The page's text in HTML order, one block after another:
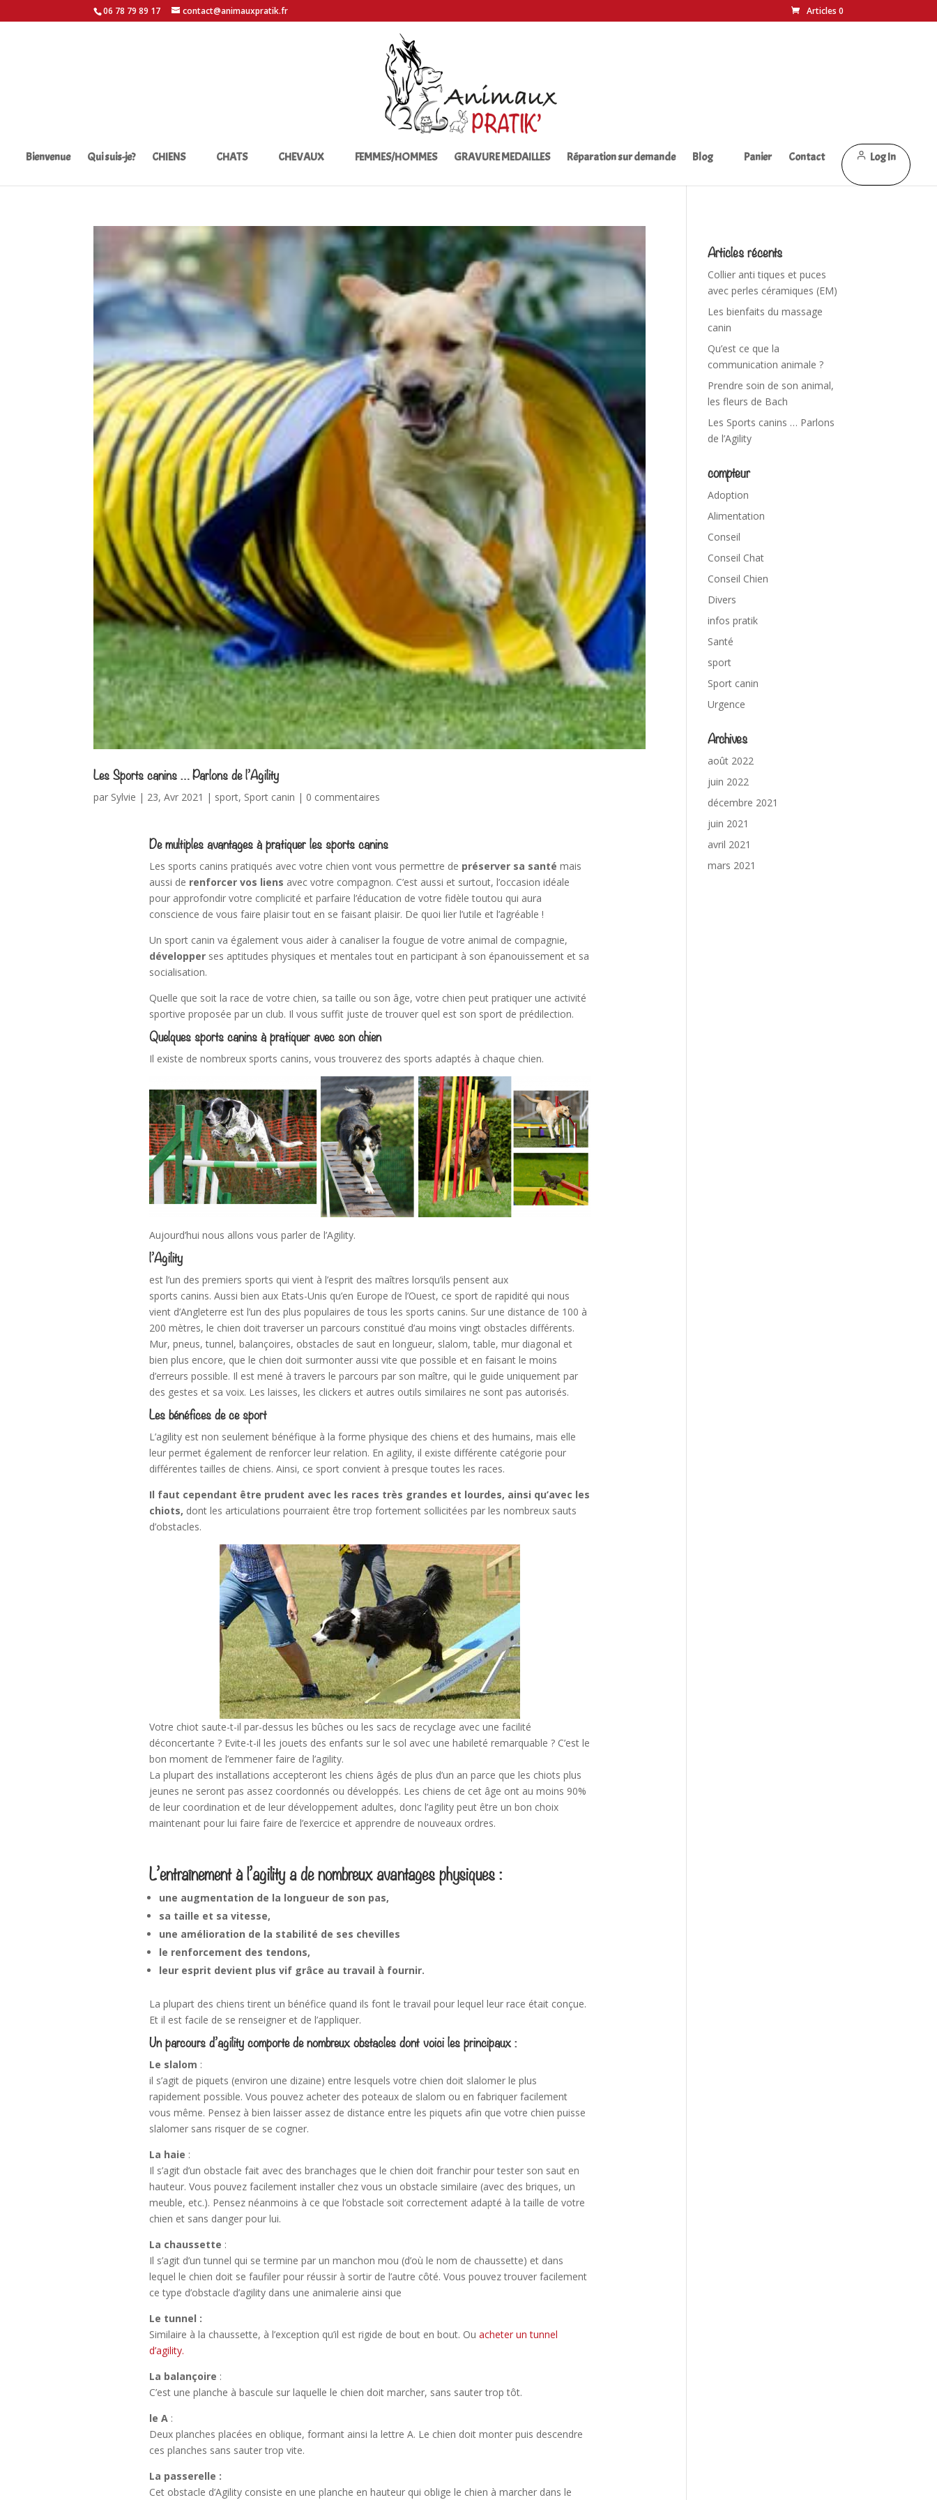
06 78 79 89 17 contact@animauxpratik.fr Articles 0
Bienvenue Qui suis-je? CHIENS CHATS CHEVAUX FEMMES/HOMMES GRAVURE MEDAILLES Réparation sur demande Blog Panier Contact Log In
Les Sports canins … Parlons de l’Agility
par Sylvie | 23, Avr 2021 | sport, Sport canin | 0 commentaires
De multiples avantages à pratiquer les sports canins
Les sports canins pratiqués avec votre chien vont vous permettre de préserver sa santé mais
aussi de renforcer vos liens avec votre compagnon. C’est aussi et surtout, l’occasion idéale
pour approfondir votre complicité et parfaire l’éducation de votre fidèle toutou qui aura
conscience de vous faire plaisir tout en se faisant plaisir. De quoi lier l’utile et l’agréable !
Un sport canin va également vous aider à canaliser la fougue de votre animal de compagnie,
développerses aptitudes physiques et mentales tout en participant à son épanouissement et sa
socialisation.
Quelle que soit la race de votre chien, sa taille ou son âge, votre chien peut pratiquer une activité
sportive proposée par un club. Il vous suffit juste de trouver quel est son sport de prédilection.
Quelques sports canins à pratiquer avec son chien
Il existe de nombreux sports canins, vous trouverez des sports adaptés à chaque chien.
Aujourd’hui nous allons vous parler de l’Agility.
l’Agility
est l’un des premiers sports qui vient à l’esprit des maîtres lorsqu’ils pensent aux
sports canins. Aussi bien aux Etats-Unis qu’en Europe de l’Ouest, ce sport de rapidité qui nous
vient d’Angleterre est l’un des plus populaires de tous les sports canins. Sur une distance de 100 à
200 mètres, le chien doit traverser un parcours constitué d’au moins vingt obstacles différents.
Mur, pneus, tunnel, balançoires, obstacles de saut en longueur, slalom, table, mur diagonal et
bien plus encore, que le chien doit surmonter aussi vite que possible et en faisant le moins
d’erreurs possible. Il est mené à travers le parcours par son maître, qui le guide uniquement par
des gestes et sa voix. Les laisses, les clickers et autres outils similaires ne sont pas autorisés.
Les bénéfices de ce sport
L’agility est non seulement bénéfique à la forme physique des chiens et des humains, mais elle
leur permet également de renforcer leur relation. En agility, il existe différente catégorie pour
différentes tailles de chiens. Ainsi, ce sport convient à presque toutes les races.
Il faut cependant être prudent avec les races très grandes et lourdes, ainsi qu’avec les
chiots, dont les articulations pourraient être trop fortement sollicitées par les nombreux sauts
d’obstacles.
Votre chiot saute-t-il par-dessus les bûches ou les sacs de recyclage avec une facilité
déconcertante ? Evite-t-il les jouets des enfants sur le sol avec une habileté remarquable ? C’est le
bon moment de l’emmener faire de l’agility.
La plupart des installations accepteront les chiens âgés de plus d’un an parce que les chiots plus
jeunes ne seront pas assez coordonnés ou développés. Les chiens de cet âge ont au moins 90%
de leur coordination et de leur développement adultes, donc l’agility peut être un bon choix
maintenant pour lui faire faire de l’exercice et apprendre de nouveaux ordres.
L’entraînement à l’agility a denombreux avantages physiques:
une augmentation de la longueur de son pas,
sa taille et sa vitesse,
une amélioration de la stabilité de ses chevilles
le renforcement des tendons,
leur esprit devient plus vif grâce au travail à fournir.
La plupart des chiens tirent un bénéfice quand ils font le travail pour lequel leur race était conçue.
Et il est facile de se renseigner et de l’appliquer.
Un parcours d’agility comporte de nombreux obstacles dont voici les principaux :
Le slalom :
il s’agit de piquets (environ une dizaine) entre lesquels votre chien doit slalomer le plus
rapidement possible. Vous pouvez acheter des poteaux de slalom ou en fabriquer facilement
vous même. Pensez à bien laisser assez de distance entre les piquets afin que votre chien puisse
slalomer sans risquer de se cogner.
La haie :
Il s’agit d’un obstacle fait avec des branchages que le chien doit franchir pour tester son saut en
hauteur. Vous pouvez facilement installer chez vous un obstacle similaire (avec des briques, un
meuble, etc.). Pensez néanmoins à ce que l’obstacle soit correctement adapté à la taille de votre
chien et sans danger pour lui.
La chaussette :
Il s’agit d’un tunnel qui se termine par un manchon mou (d’où le nom de chaussette) et dans
lequel le chien doit se faufiler pour réussir à sortir de l’autre côté. Vous pouvez trouver facilement
ce type d’obstacle d’agility dans une animalerie ainsi que
Le tunnel :
Similaire à la chaussette, à l’exception qu’il est rigide de bout en bout. Ou acheter un tunnel
d’agility.
La balançoire :
C’est une planche à bascule sur laquelle le chien doit marcher, sans sauter trop tôt.
le A:
Deux planches placées en oblique, formant ainsi la lettre A. Le chien doit monter puis descendre
ces planches sans sauter trop vite.
La passerelle :
Cet obstacle d’Agility consiste en une planche en hauteur qui oblige le chien à marcher dans le
Articles récents
Collier anti tiques et puces
avec perles céramiques (EM)
Les bienfaits du massage
canin
Qu’est ce que la
communication animale ?
Prendre soin de son animal,
les fleurs de Bach
Les Sports canins … Parlons
de l’Agility
compteur
Adoption
Alimentation
Conseil
Conseil Chat
Conseil Chien
Divers
infos pratik
Santé
sport
Sport canin
Urgence
Archives
août 2022
juin 2022
décembre 2021
juin 2021
avril 2021
mars 2021